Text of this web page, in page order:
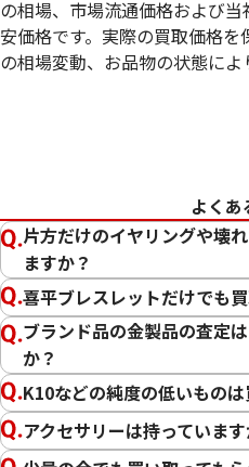
の相場、市場流通価格および
安価格です。実際の買取価格
の相場変動、お品物の状態によ
よくあ
片方だけのイヤリングや壊
ますか？
喜平ブレスレットだけでも
ブランド品の金製品の査定
か？
K10などの純度の低いもの
アクセサリーは持っています